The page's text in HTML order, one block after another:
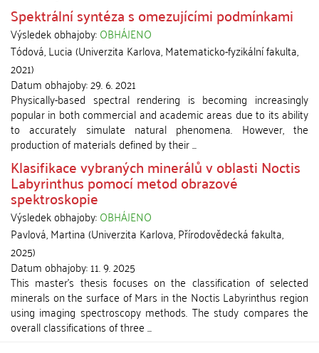
Spektrální syntéza s omezujícími podmínkami
Výsledek obhajoby:OBHÁJENO
Tódová, Lucia(Univerzita Karlova, Matematicko-fyzikální fakulta,
2021)
Datum obhajoby:29. 6. 2021
Physically-based spectral rendering is becoming increasingly
popular in both commercial and academic areas due to its ability
to accurately simulate natural phenomena. However, the
production of materials defined by their ...
Klasifikace vybraných minerálů v oblasti Noctis
Labyrinthus pomocí metod obrazové
spektroskopie
Výsledek obhajoby:OBHÁJENO
Pavlová, Martina(Univerzita Karlova, Přírodovědecká fakulta,
2025)
Datum obhajoby:11. 9. 2025
This master's thesis focuses on the classification of selected
minerals on the surface of Mars in the Noctis Labyrinthus region
using imaging spectroscopy methods. The study compares the
overall classifications of three ...